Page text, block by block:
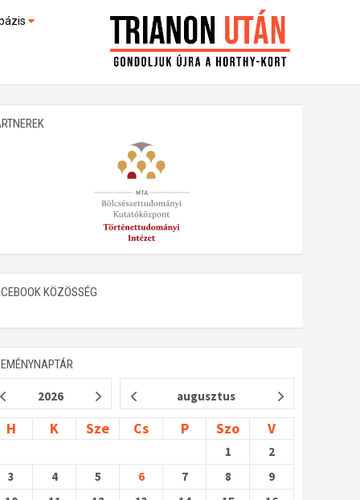
(feltöltés alatt)
KÖZÖSSÉG
2026 augusztus
H K Sze Cs P Szo V
1
2
3
4 5 6 7 8
9